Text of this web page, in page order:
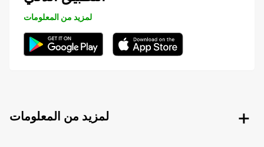
لمزيد من المعلومات
لمزيد من المعلومات